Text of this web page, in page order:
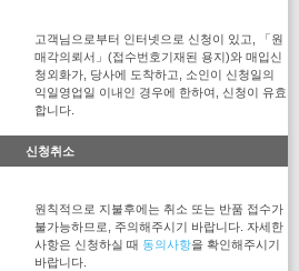
고객님으로부터 인터넷으로 신청이 있고, 「원
매각의뢰서」(접수번호기재된 용지)와 매입신
청외화가, 당사에 도착하고, 소인이 신청일의
익일영업일 이내인 경우에 한하여, 신청이 유효
합니다.
신청취소
원칙적으로 지불후에는 취소 또는 반품 접수가
불가능하므로, 주의해주시기 바랍니다. 자세한
사항은 신청하실 때 동의사항을 확인해주시기
바랍니다.